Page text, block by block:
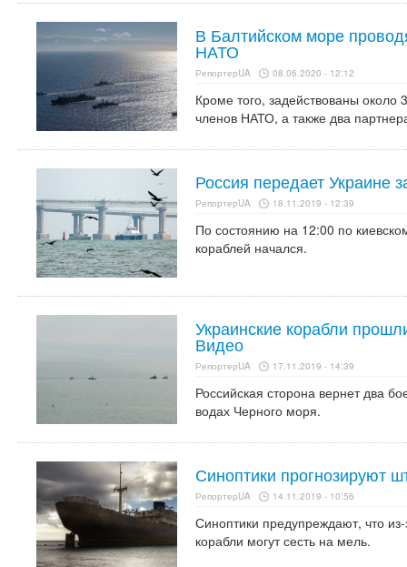
В Балтийском море
НАТО
РепортерUA 08.06.2020 - 12:12
Кроме того, задействованы
членов НАТО, а также два
Россия передает Украине
РепортерUA 18.11.2019 - 12:39
По состоянию на 12:00 по
кораблей начался.
Украинские корабли
Видео
РепортерUA 17.11.2019 - 14:39
Российская сторона вернет два
водах Черного моря.
Синоптики прогнозируют
РепортерUA 14.11.2019 - 10:56
Синоптики предупреждают, что
корабли могут сесть на мель.